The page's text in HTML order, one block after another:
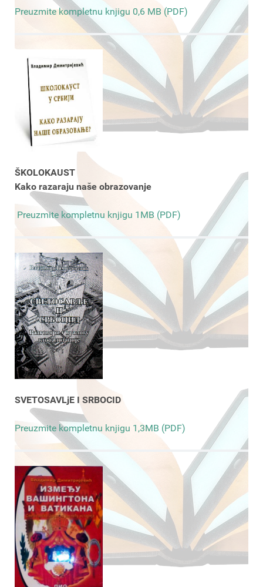
Preuzmite kompletnu knjigu 0,6 MB (PDF)
ŠKOLOKAUST
Kako razaraju naše obrazovanje
Preuzmite kompletnu knjigu 1MB (PDF)
SVETOSAVLjE I SRBOCID
Preuzmite kompletnu knjigu 1,3MB (PDF)